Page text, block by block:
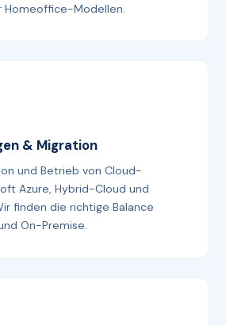
Modellen.
& Migration
und Betrieb von Cloud-
Azure, Hybrid-Cloud und
finden die richtige Balance
On-Premise.